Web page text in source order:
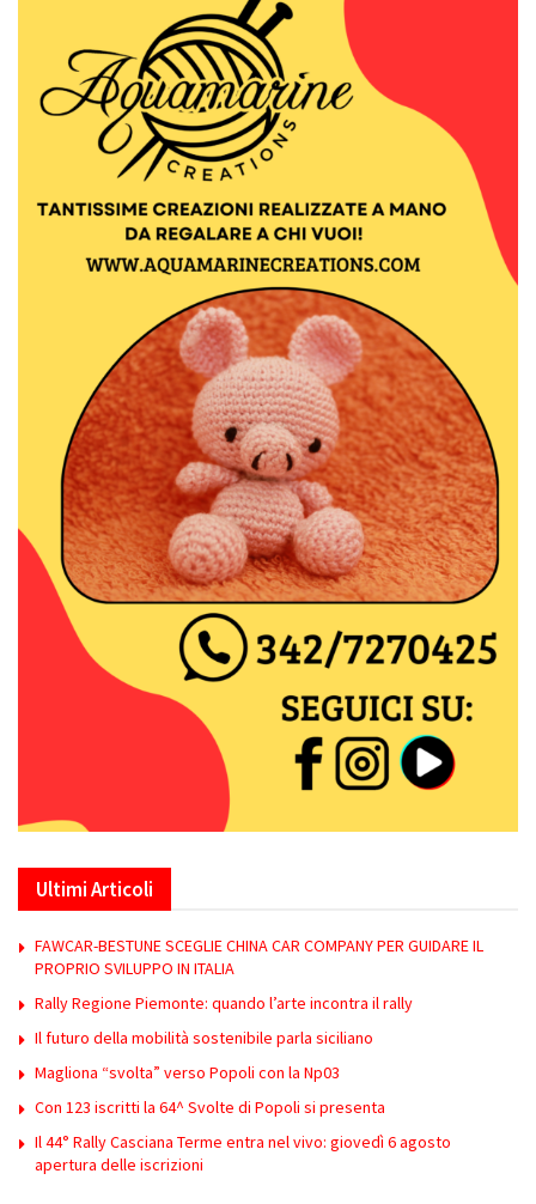
Ultimi Articoli
FAWCAR-BESTUNE SCEGLIE CHINA CAR COMPANY PER GUIDARE IL
PROPRIO SVILUPPO IN ITALIA
Rally Regione Piemonte: quando l’arte incontra il rally
Il futuro della mobilità sostenibile parla siciliano
Magliona “svolta” verso Popoli con la Np03
Con 123 iscritti la 64^ Svolte di Popoli si presenta
Il 44° Rally Casciana Terme entra nel vivo: giovedì 6 agosto
apertura delle iscrizioni